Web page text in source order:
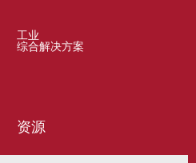
工业
综合解决方案
资源